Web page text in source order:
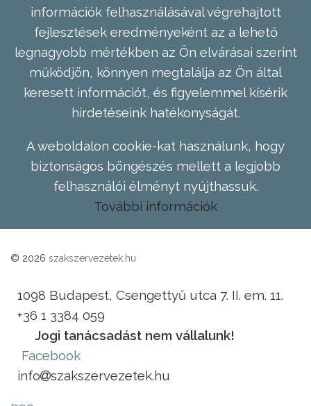
információk felhasználásával végrehajtott
fejlesztések eredményeként az a lehető
legnagyobb mértékben az Ön elvárásai szerint
működjön, könnyen megtalálja az Ön által
keresett információt, és figyelemmel kísérik
hirdetéseink hatékonyságát.
A weboldalon cookie-kat használunk, hogy
biztonságos böngészés mellett a legjobb
felhasználói élményt nyújthassuk.
További információk
© 2026 szakszervezetek.hu
1098 Budapest, Csengettyű utca 7. II. em. 11.
+36 1 3384 059
Jogi tanácsadást nem vállalunk!
Facebook
info
szakszervezetek.hu